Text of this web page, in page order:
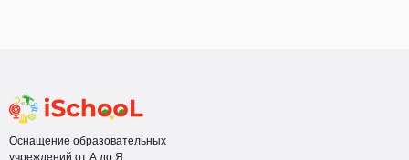
Оснащение образовательных
учреждений от А до Я